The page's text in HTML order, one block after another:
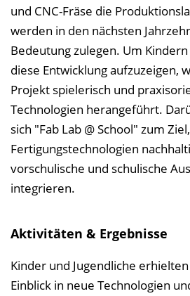
und CNC-Fräse die
werden in den nächsten
Bedeutung zulegen. Um
diese Entwicklung aufzuzeigen,
Projekt spielerisch und
Technologien herangeführt.
sich "Fab Lab @ School" zum
Fertigungstechnologien
vorschulische und schulische
integrieren.
Aktivitäten & Ergebnisse
Kinder und Jugendliche
Einblick in neue Technologien